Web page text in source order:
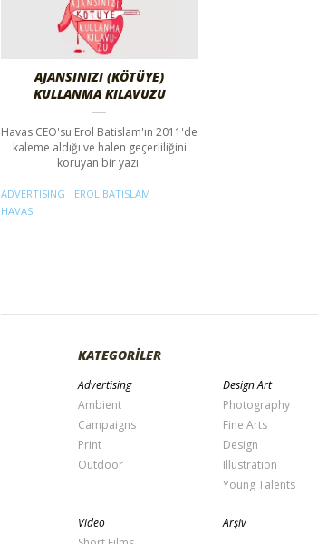
AJANSINIZI (KÖTÜYE)
KULLANMA KILAVUZU
Havas CEO'su Erol Batislam'ın 2011'de
kaleme aldığı ve halen geçerliliğini
koruyan bir yazı.
ADVERTISING
EROL BATISLAM
HAVAS
KATEGORİLER
Advertising
Ambient
Campaigns
Print
Outdoor
Design Art
Photography
Fine Arts
Design
Illustration
Young Talents
Video
Arşiv